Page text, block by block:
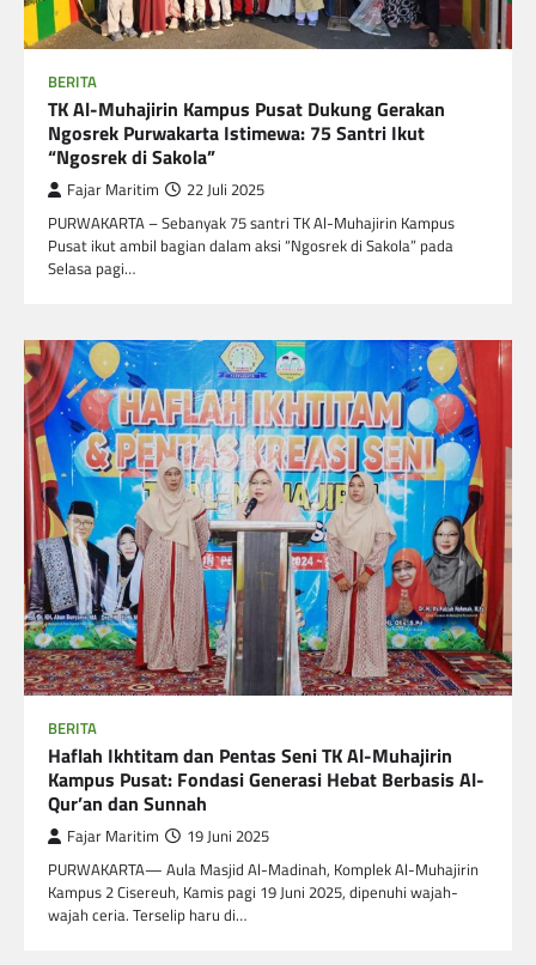
BERITA
TK Al-Muhajirin Kampus Pusat Dukung Gerakan
Ngosrek Purwakarta Istimewa: 75 Santri Ikut
“Ngosrek di Sakola”
Fajar Maritim 22 Juli 2025
PURWAKARTA – Sebanyak 75 santri TK Al-Muhajirin Kampus
Pusat ikut ambil bagian dalam aksi “Ngosrek di Sakola” pada
Selasa pagi…
BERITA
Haflah Ikhtitam dan Pentas Seni TK Al-Muhajirin
Kampus Pusat: Fondasi Generasi Hebat Berbasis Al-
Qur’an dan Sunnah
Fajar Maritim 19 Juni 2025
PURWAKARTA— Aula Masjid Al-Madinah, Komplek Al-Muhajirin
Kampus 2 Cisereuh, Kamis pagi 19 Juni 2025, dipenuhi wajah-
wajah ceria. Terselip haru di…